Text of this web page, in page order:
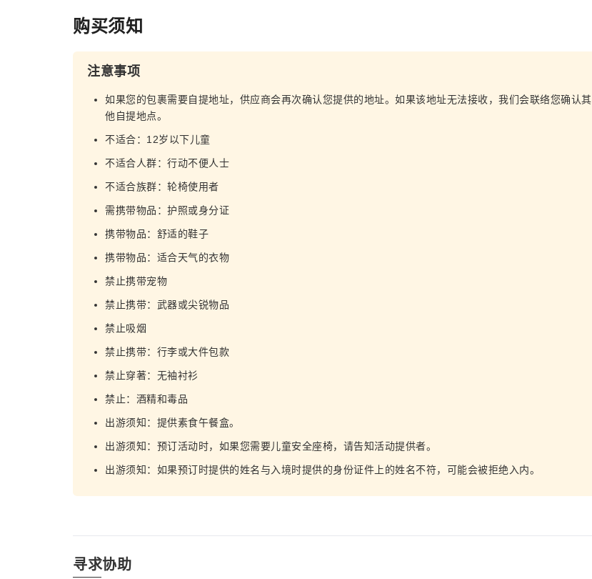
购买须知
注意事项
如果您的包裹需要自提地址，供应商会再次确认您提供的地址。如果该地址无法接收，我们会联络您确认其
他自提地点。
不适合：12岁以下儿童
不适合人群：行动不便人士
不适合族群：轮椅使用者
需携带物品：护照或身分证
携带物品：舒适的鞋子
携带物品：适合天气的衣物
禁止携带宠物
禁止携带：武器或尖锐物品
禁止吸烟
禁止携带：行李或大件包款
禁止穿著：无袖衬衫
禁止：酒精和毒品
出游须知：提供素食午餐盒。
出游须知：预订活动时，如果您需要儿童安全座椅，请告知活动提供者。
出游须知：如果预订时提供的姓名与入境时提供的身份证件上的姓名不符，可能会被拒绝入内。
寻求协助